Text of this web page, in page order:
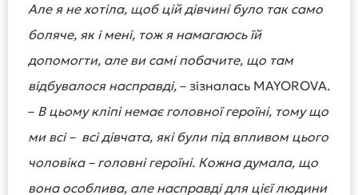
Але я не хотіла, щоб цій дівчині було так само
боляче, як і мені, тож я намагаюсь їй
допомогти, але ви самі побачите, що там
відбувалося насправді, – зізналась MAYOROVA.
– В цьому кліпі немає головної героїні, тому що
ми всі – всі дівчата, які були під впливом цього
чоловіка – головні героїні. Кожна думала, що
вона особлива, але насправді для цієї людини